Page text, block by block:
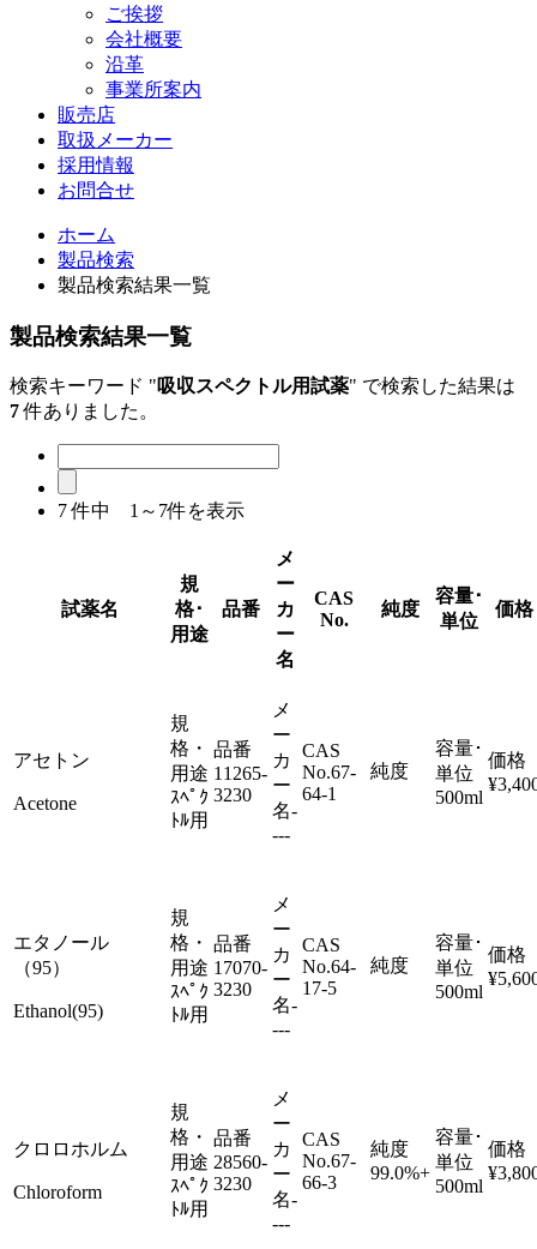
ご挨拶
会社概要
沿革
事業所案内
販売店
取扱メーカー
採用情報
お問合せ
ホーム
製品検索
製品検索結果一覧
製品検索結果一覧
検索キーワード "吸収スペクトル用試薬" で検索した結果は
7件ありました。
7件中 1～7件を表示
試薬名
規
格･
用途
品番
メ
ー
カ
ー
名
CAS
No.
純度
容量･
単位
価格
アセトン
Acetone
規
格・
用途
ｽﾍﾟｸ
ﾄﾙ用
品番
11265-
3230
メ
ー
カ
ー
名-
---
CAS
No.67-
64-1
純度
容量･
単位
500ml
価格
エタノール
（95）
Ethanol(95)
規
格・
用途
ｽﾍﾟｸ
ﾄﾙ用
品番
17070-
3230
メ
ー
カ
ー
名-
---
CAS
No.64-
17-5
純度
容量･
単位
500ml
価格
クロロホルム
Chloroform
規
格・
用途
ｽﾍﾟｸ
ﾄﾙ用
品番
28560-
3230
メ
ー
カ
ー
名-
---
CAS
No.67-
66-3
純度
99.0%+
容量･
単位
500ml
価格